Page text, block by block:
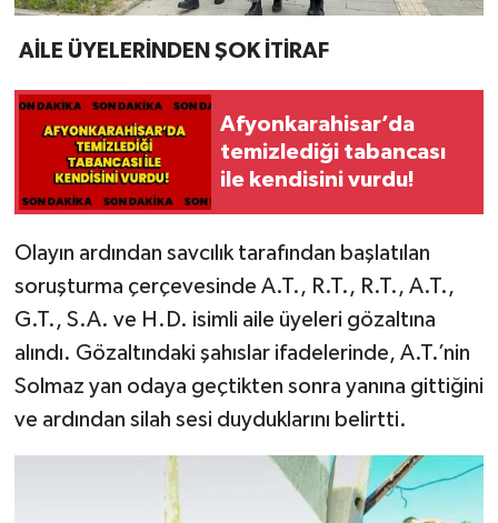
AİLE ÜYELERİNDEN ŞOK İTİRAF
Afyonkarahisar’da
temizlediği tabancası
ile kendisini vurdu!
Olayın ardından savcılık tarafından başlatılan
soruşturma çerçevesinde A.T., R.T., R.T., A.T.,
G.T., S.A. ve H.D. isimli aile üyeleri gözaltına
alındı. Gözaltındaki şahıslar ifadelerinde, A.T.’nin
Solmaz yan odaya geçtikten sonra yanına gittiğini
ve ardından silah sesi duyduklarını belirtti.